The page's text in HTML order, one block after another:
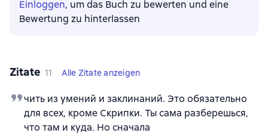
Einloggen, um das Buch zu bewerten und eine
Bewertung zu hinterlassen
Zitate 11 Alle Zitate anzeigen
чить из умений и заклинаний. Это обязательно
для всех, кроме Скрипки. Ты сама разберешься,
что там и куда. Но сначала